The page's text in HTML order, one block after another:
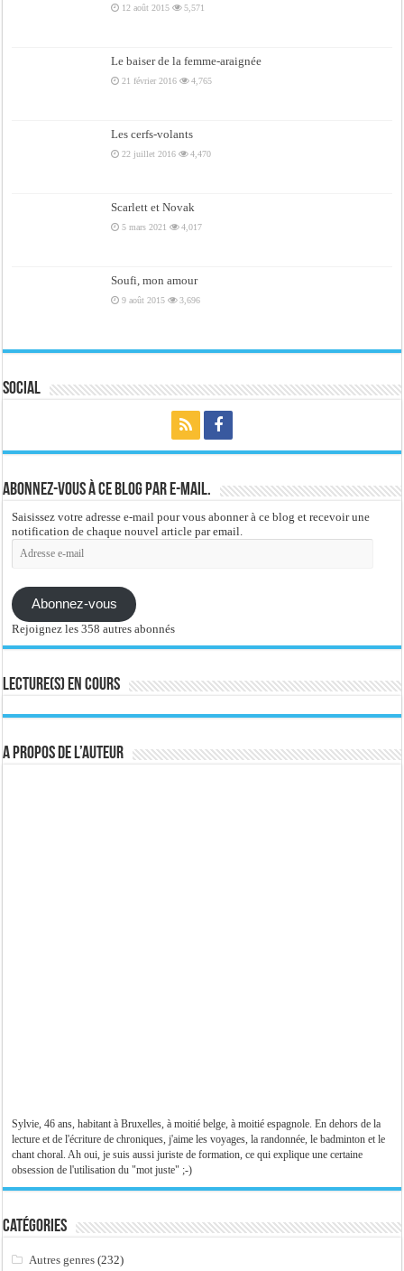
12 août 2015 5,571
Le baiser de la femme-araignée
21 février 2016 4,765
Les cerfs-volants
22 juillet 2016 4,470
Scarlett et Novak
5 mars 2021 4,017
Soufi, mon amour
9 août 2015 3,696
Social
Abonnez-vous à ce blog par e-mail.
Saisissez votre adresse e-mail pour vous abonner à ce blog et recevoir une
notification de chaque nouvel article par email.
Adresse
e-
Abonnez-vous
Rejoignez les 358 autres abonnés
Lecture(s) en cours
A propos de l’auteur
Sylvie, 46 ans, habitant à Bruxelles, à moitié belge, à moitié espagnole. En dehors de la
lecture et de l'écriture de chroniques, j'aime les voyages, la randonnée, le badminton et le
chant choral. Ah oui, je suis aussi juriste de formation, ce qui explique une certaine
obsession de l'utilisation du "mot juste" ;-)
Catégories
Autres genres (232)